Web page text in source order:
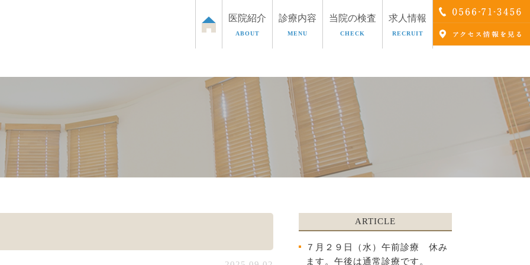
医院紹介
ABOUT
診療内容
MENU
尿器のお悩み お子さまの泌尿器のお悩み ED治療 AGA治療
当院の検査
CHECK
求人情報
RECRUIT
ARTICLE
７月２９日（水）午前診療 休み
ます。午後は通常診療です。